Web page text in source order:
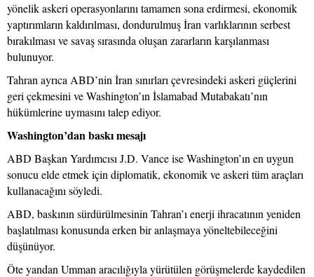
yönelik askeri operasyonlarını tamamen sona erdirmesi, ekonomik
yaptırımların kaldırılması, dondurulmuş İran varlıklarının serbest
bırakılması ve savaş sırasında oluşan zararların karşılanması
bulunuyor.
Tahran ayrıca ABD’nin İran sınırları çevresindeki askeri güçlerini
geri çekmesini ve Washington’ın İslamabad Mutabakatı’nın
hükümlerine uymasını talep ediyor.
Washington’dan baskı mesajı
ABD Başkan Yardımcısı J.D. Vance ise Washington’ın en uygun
sonucu elde etmek için diplomatik, ekonomik ve askeri tüm araçları
kullanacağını söyledi.
ABD, baskının sürdürülmesinin Tahran’ı enerji ihracatının yeniden
başlatılması konusunda erken bir anlaşmaya yöneltebileceğini
düşünüyor.
Öte yandan Umman aracılığıyla yürütülen görüşmelerde kaydedilen